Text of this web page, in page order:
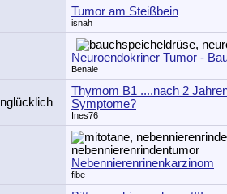
Tumor am Steißbein
isnah
Neuroendokriner Tumor -
Benale
Thymom B1 ....nach 2
Symptome?
Ines76
Nebennierenrinenkarzinom
fibe